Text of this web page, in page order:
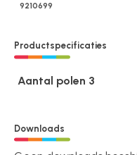
9210699
Productspecificaties
Aantal polen 3
Downloads